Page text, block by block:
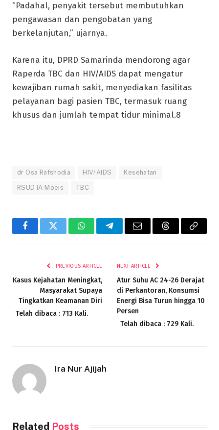
“Padahal, penyakit tersebut membutuhkan
pengawasan dan pengobatan yang
berkelanjutan,” ujarnya.
Karena itu, DPRD Samarinda mendorong agar
Raperda TBC dan HIV/AIDS dapat mengatur
kewajiban rumah sakit, menyediakan fasilitas
pelayanan bagi pasien TBC, termasuk ruang
khusus dan jumlah tempat tidur minimal.8
dr Osa Rafshodia HIV/AIDS Kesehatan
RSUD IA Moeis TBC
FacebookTwitter WhatsAppTelegramEmail ThreadsCopy
PREVIOUS ARTICLE
Kasus Kejahatan Meningkat,
Masyarakat Supaya
Tingkatkan Keamanan Diri
Telah dibaca : 713 Kali.
NEXT ARTICLE
Atur Suhu AC 24-26 Derajat
di Perkantoran, Konsumsi
Energi Bisa Turun hingga 10
Persen
Telah dibaca : 729 Kali.
Ira Nur Ajijah
Related Posts